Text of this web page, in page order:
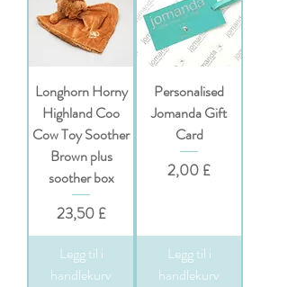
Longhorn Horny
Highland Coo
Cow Toy Soother
Brown plus
soother box
Pris
23,50 £
Legg til i
handlekurv
Personalised
Jomanda Gift
Card
Pris
2,00 £
Legg til i
handlekurv